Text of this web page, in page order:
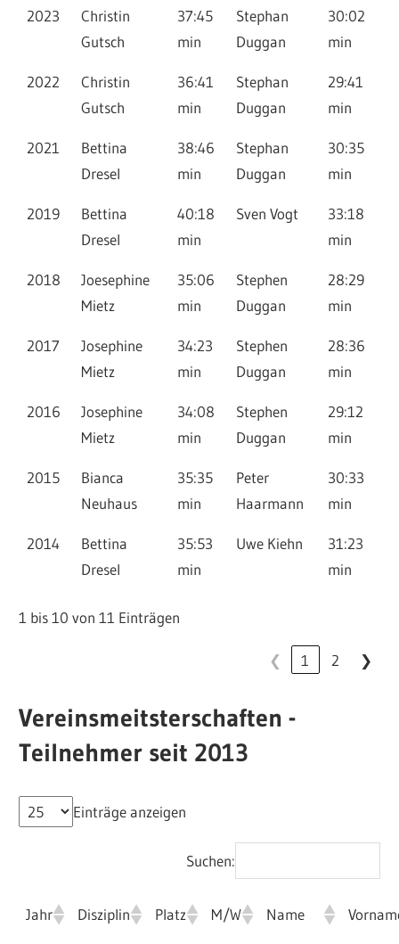
2023
Christin
Gutsch
37:45
min
Stephan
Duggan
30:02
min
2022
Christin
Gutsch
36:41
min
Stephan
Duggan
29:41
min
2021
Bettina
Dresel
38:46
min
Stephan
Duggan
30:35
min
2019
Bettina
Dresel
40:18
min
Sven Vogt
33:18
min
2018
Joesephine
Mietz
35:06
min
Stephen
Duggan
28:29
min
2017
Josephine
Mietz
34:23
min
Stephen
Duggan
28:36
min
2016
Josephine
Mietz
34:08
min
Stephen
Duggan
29:12
min
2015
Bianca
Neuhaus
35:35
min
Peter
Haarmann
30:33
min
2014
Bettina
Dresel
35:53
min
Uwe Kiehn
31:23
min
1 bis 10 von 11 Einträgen
❮ 1 2 ❯
Vereinsmeitsterschaften -
Teilnehmer seit 2013
Einträge anzeigen
Suchen:
Jahr Disziplin Platz M/W Name